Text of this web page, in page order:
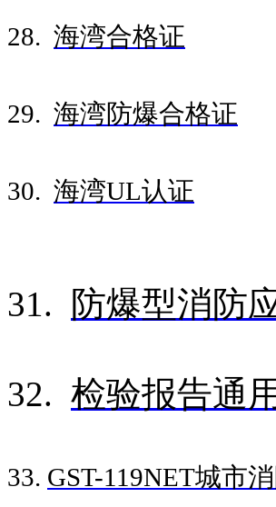
28. 海湾合格证
29. 海湾防爆合格证
30. 海湾UL认证
31. 防爆型消防
32. 检验报告通
33. GST-119NET城市